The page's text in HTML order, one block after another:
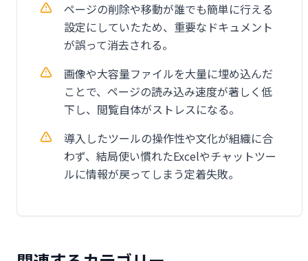
ページの削除や移動が誰でも簡単に行える
設定にしていたため、重要なドキュメント
が誤って消去される。
画像や大容量ファイルを大量に埋め込んだ
ことで、ページの読み込み速度が著しく低
下し、閲覧自体がストレスになる。
導入したツールの操作性や文化が組織に合
わず、結局使い慣れたExcelやチャットツー
ルに情報が戻ってしまう定着失敗。